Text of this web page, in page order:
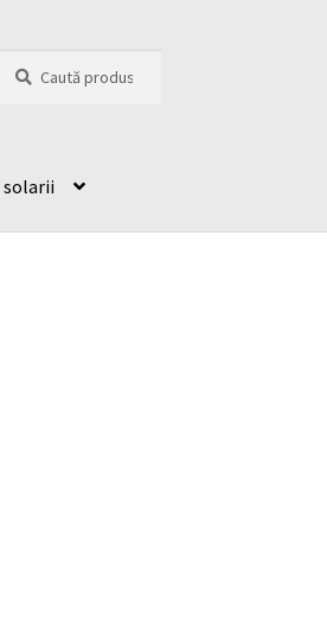
după:
solarii